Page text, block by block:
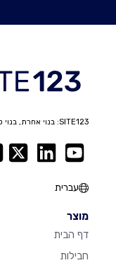
SITE123: בנוי אחרת, בנוי טוב יותר.
עברית
מוצר
דף הבית
חבילות